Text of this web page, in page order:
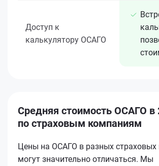
Доступ к
калькулятору ОСАГО
Средняя стоимость ОСАГО в
по страховым компаниям
Цены на ОСАГО в разных страховых
могут значительно отличаться. Мы